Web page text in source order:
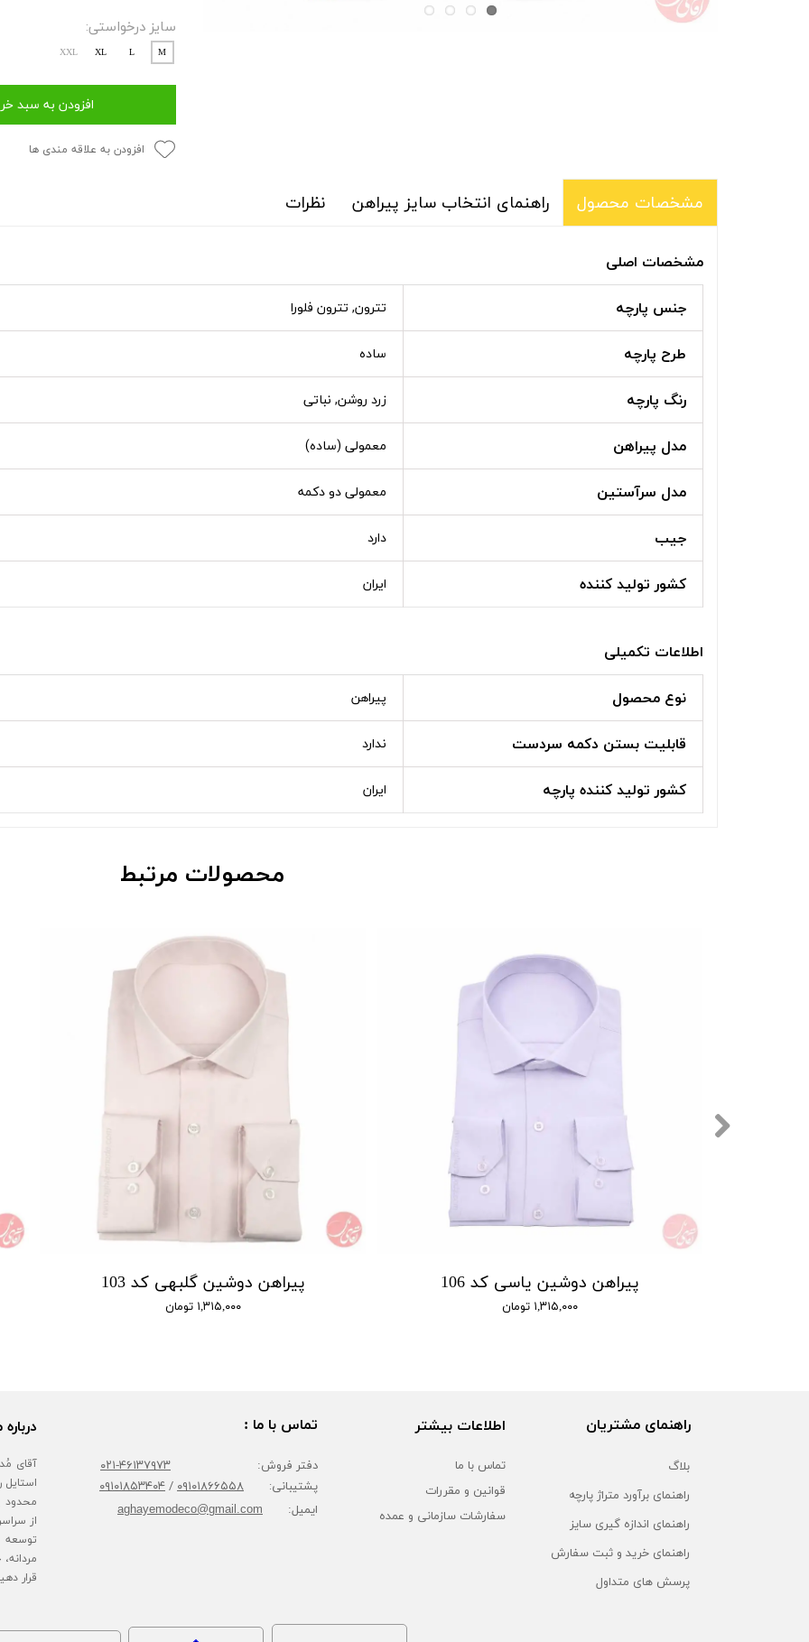
سایز درخواستی:
M
L
XL
XXL
افزودن به سبد
افزودن به علاقه مندی ها
مشخصات محصول راهنمای انتخاب سایز پیراهن نظرات
مشخصات اصلی
جنس پارچه
تترون, تترون فلورا
طرح پارچه ساده
رنگ پارچه زرد روشن, نباتی
مدل پیراهن معمولی (ساده)
مدل سرآستین معمولی دو دکمه
جیب دارد
کشور تولید کننده ایران
اطلاعات تکمیلی
نوع محصول
پیراهن
قابلیت بستن دکمه سردست ندارد
کشور تولید کننده پارچه ایران
محصولات مرتبط
پیراهن دوشین گلبهی کد 103
۱,۳۱۵,۰۰۰ تومان
پیراهن دوشین یاسی کد 106
۱,۳۱۵,۰۰۰ تومان
درباره
محدود
از
قرار
راهنمای مشتریان
بلاگ
راهنمای برآورد متراژ پارچه
راهنمای اندازه گیری سایز
راهنمای خرید و ثبت سفارش
پرسش های متداول
اطلاعات بیشتر
تماس با ما
قوانین و مقررات
سفارشات سازمانی و عمده
تماس با ما :
دفتر فروش: ۴۶۱۳۷۹۷۳-۰۲۱
پشتیبانی: ۰۹۱۰۱۸۶۶۵۵۸/۰۹۱۰۱۸۵۳۴۰۴
ایمیل: aghayemodeco@gmail.com